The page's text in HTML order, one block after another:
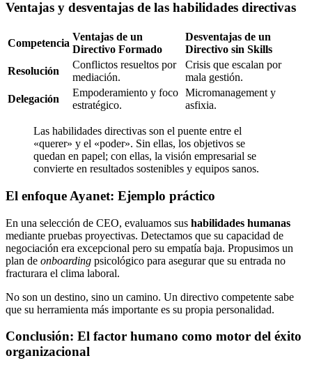
Ventajas y desventajas de las habilidades directivas
Competencia
Ventajas de un
Directivo Formado
Desventajas de un
Directivo sin Skills
Resolución
Conflictos resueltos por
mediación.
Crisis que escalan por
mala gestión.
Delegación
Empoderamiento y foco
estratégico.
Micromanagement y
asfixia.
Las habilidades directivas son el puente entre el
«querer» y el «poder». Sin ellas, los objetivos se
quedan en papel; con ellas, la visión empresarial se
convierte en resultados sostenibles y equipos sanos.
El enfoque Ayanet: Ejemplo práctico
En una selección de CEO, evaluamos sus habilidades humanas
mediante pruebas proyectivas. Detectamos que su capacidad de
negociación era excepcional pero su empatía baja. Propusimos un
plan de onboarding psicológico para asegurar que su entrada no
fracturara el clima laboral.
No son un destino, sino un camino. Un directivo competente sabe
que su herramienta más importante es su propia personalidad.
Conclusión: El factor humano como motor del éxito
organizacional